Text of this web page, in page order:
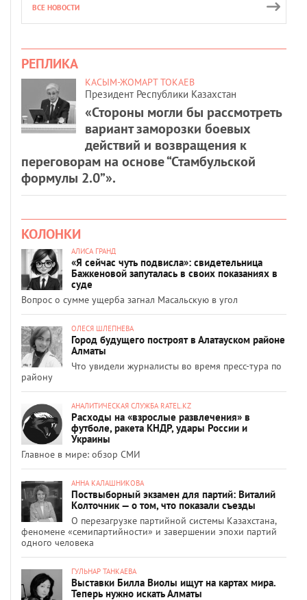
ВСЕ НОВОСТИ
РЕПЛИКА
КАСЫМ-ЖОМАРТ ТОКАЕВ
Президент Республики Казахстан
«Стороны могли бы рассмотреть
вариант заморозки боевых
действий и возвращения к
переговорам на основе “Стамбульской
формулы 2.0”».
КОЛОНКИ
АЛИСА ГРАНД
«Я сейчас чуть подвисла»: свидетельница
Бажкеновой запуталась в своих показаниях в
суде
Вопрос о сумме ущерба загнал Масальскую в угол
ОЛЕСЯ ШЛЕПНЕВА
Город будущего построят в Алатауском районе
Алматы
Что увидели журналисты во время пресс-тура по
району
АНАЛИТИЧЕСКАЯ СЛУЖБА RATEL.KZ
Расходы на «взрослые развлечения» в
футболе, ракета КНДР, удары России и
Украины
Главное в мире: обзор СМИ
АННА КАЛАШНИКОВА
Поствыборный экзамен для партий: Виталий
Колточник — о том, что показали съезды
О перезагрузке партийной системы Казахстана,
феномене «семипартийности» и завершении эпохи партий
одного человека
ГУЛЬНАР ТАНКАЕВА
Выставки Билла Виолы ищут на картах мира.
Теперь нужно искать Алматы